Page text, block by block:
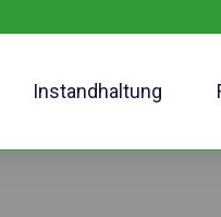
Instandhaltung